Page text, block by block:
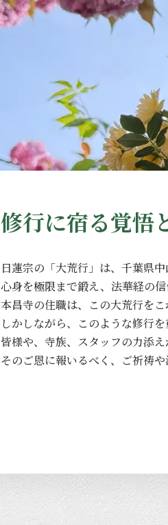
修行に宿る覚悟
日蓮宗の 「大荒行」は、 千葉県
心身を極限まで鍛え、 法華経の
本昌寺の住職は、 この大荒行を
しかしながら、
このような修行を
皆様や、 寺族、 スタッフの力添
そのご恩に報いるべく、 ご祈祷や